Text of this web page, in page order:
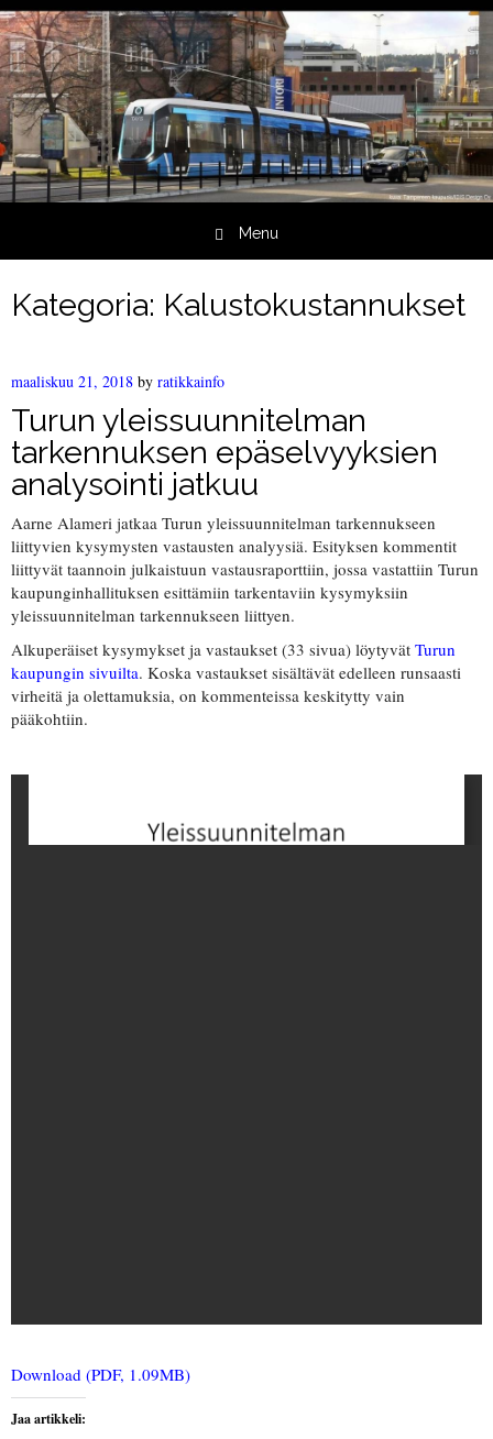
Menu
Kategoria: Kalustokustannukset
maaliskuu 21, 2018 by ratikkainfo
Turun yleissuunnitelman
tarkennuksen epäselvyyksien
analysointi jatkuu
Aarne Alameri jatkaa Turun yleissuunnitelman tarkennukseen
liittyvien kysymysten vastausten analyysiä. Esityksen kommentit
liittyvät taannoin julkaistuun vastausraporttiin, jossa vastattiin Turun
kaupunginhallituksen esittämiin tarkentaviin kysymyksiin
yleissuunnitelman tarkennukseen liittyen.
Alkuperäiset kysymykset ja vastaukset (33 sivua) löytyvät Turun
kaupungin sivuilta. Koska vastaukset sisältävät edelleen runsaasti
virheitä ja olettamuksia, on kommenteissa keskitytty vain
pääkohtiin.
Download (PDF, 1.09MB)
Jaa artikkeli: